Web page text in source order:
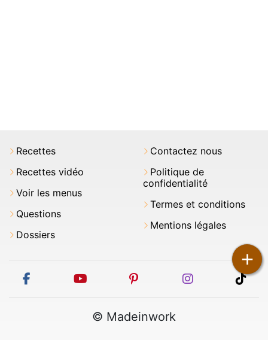
+
Recettes
Recettes vidéo
Voir les menus
Questions
Dossiers
Contactez nous
Politique de
confidentialité
Termes et conditions
Mentions légales
facebook youtube pinterest instagram
© Madeinwork